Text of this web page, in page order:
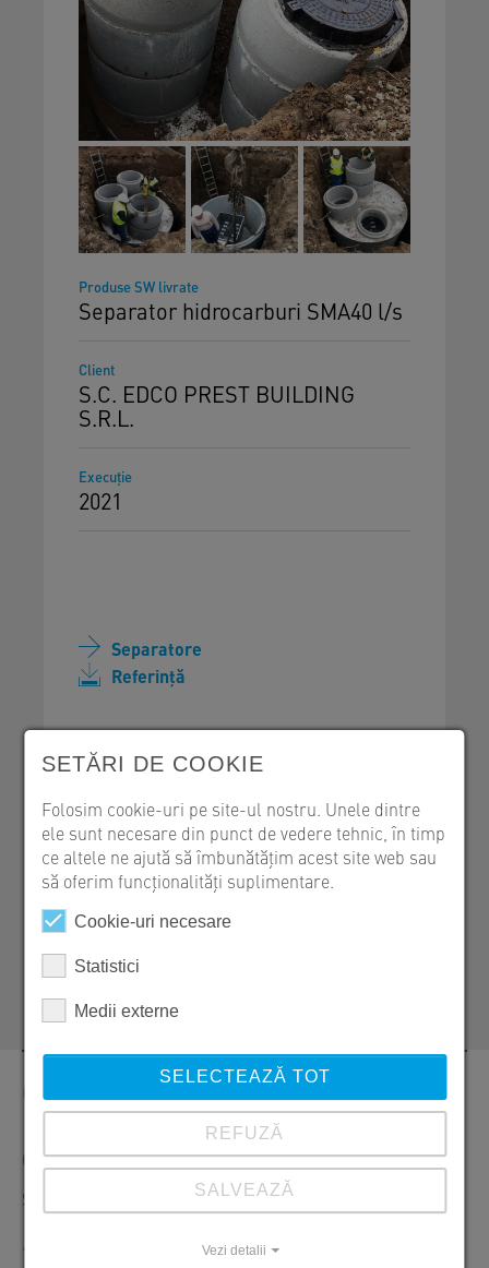
Produse SW livrate
Separator hidrocarburi SMA40 l/s
Client
S.C. EDCO PREST BUILDING
S.R.L.
Execuţie
2021
Separatore
Referință
SW Umwelttechnik România S.R.L.
RO 087253 Izvoru, Str. Zăvoiului 1, Com.
Vânătorii Mici, Jud. Giurgiu
+40 246 207 052
+40 729 852 100
Contact
Comenzi, oferte și informații despre produse
SW Umwelttechnik România S.R.L.
+40 246 207050
SETĂRI DE COOKIE
Folosim cookie-uri pe site-ul nostru. Unele dintre
ele sunt necesare din punct de vedere tehnic, în timp
ce altele ne ajută să îmbunătățim acest site web sau
să oferim funcționalități suplimentare.
Cookie-uri necesare
Statistici
Medii externe
SELECTEAZĂ TOT
REFUZĂ
SALVEAZĂ
Vezi detalii